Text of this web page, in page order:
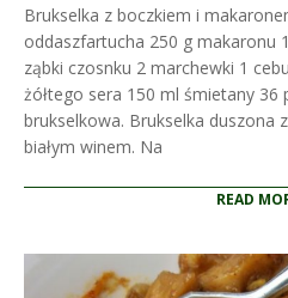
Brukselka z boczkiem i
oddaszfartucha 250 g makaronu
ząbki czosnku 2 marchewki 1
żółtego sera 150 ml śmietany 36
brukselkowa. Brukselka duszona
białym winem. Na
READ